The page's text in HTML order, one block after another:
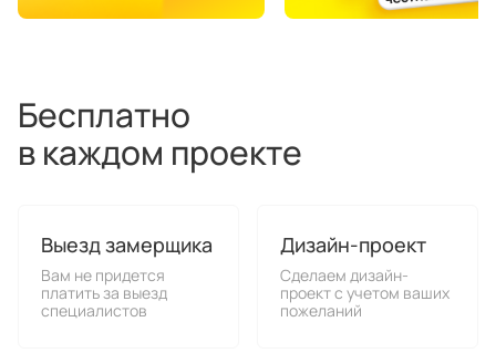
Бесплатно
в каждом проекте
Выезд замерщика
Вам не придется
платить за выезд
специалистов
Дизайн-проект
Сделаем дизайн-
проект с учетом ваших
пожеланий